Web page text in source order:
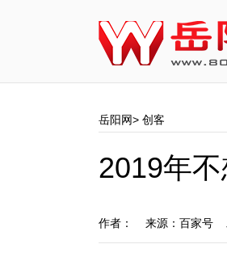
岳阳网> 创客
2019年
作者： 来源：百家号